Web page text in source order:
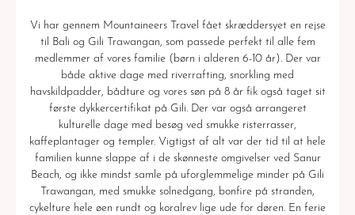
Vi har gennem Mountaineers Travel fået skræddersyet en rejse
til Bali og Gili Trawangan, som passede perfekt til alle fem
medlemmer af vores familie (børn i alderen 6-10 år). Der var
både aktive dage med riverrafting, snorkling med
havskildpadder, bådture og vores søn på 8 år fik også taget sit
første dykkercertifikat på Gili. Der var også arrangeret
kulturelle dage med besøg ved smukke risterrasser,
kaffeplantager og templer. Vigtigst af alt var der tid til at hele
familien kunne slappe af i de skønneste omgivelser ved Sanur
Beach, og ikke mindst samle på uforglemmelige minder på Gili
Trawangan, med smukke solnedgang, bonfire på stranden,
cykelture hele øen rundt og koralrev lige ude for døren. En ferie